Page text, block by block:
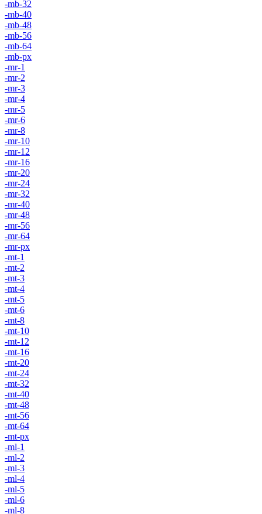
-mb-32
-mb-40
-mb-48
-mb-56
-mb-64
-mb-px
-mr-1
-mr-2
-mr-3
-mr-4
-mr-5
-mr-6
-mr-8
-mr-10
-mr-12
-mr-16
-mr-20
-mr-24
-mr-32
-mr-40
-mr-48
-mr-56
-mr-64
-mr-px
-mt-1
-mt-2
-mt-3
-mt-4
-mt-5
-mt-6
-mt-8
-mt-10
-mt-12
-mt-16
-mt-20
-mt-24
-mt-32
-mt-40
-mt-48
-mt-56
-mt-64
-mt-px
-ml-1
-ml-2
-ml-3
-ml-4
-ml-5
-ml-6
-ml-8